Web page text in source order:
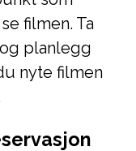
filmen. Ta
planlegg
nyte filmen